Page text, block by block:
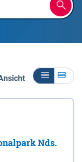
Nds.